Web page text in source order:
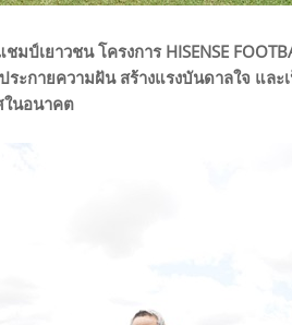
ป์เยาวชน โครงการ HISENSE
ระกายความฝัน สร้างแรงบันดาลใจ แล
นอนาคต